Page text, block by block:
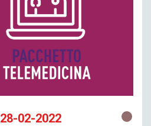
28-02-2022